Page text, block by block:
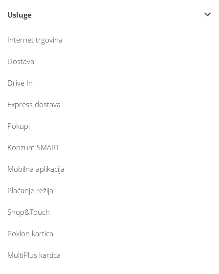
Usluge
Internet trgovina
Dostava
Drive In
Express dostava
Pokupi
Konzum SMART
Mobilna aplikacija
Plaćanje režija
Shop&Touch
Poklon kartica
MultiPlus kartica